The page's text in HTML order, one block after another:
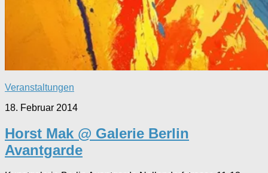
Veranstaltungen
18. Februar 2014
Horst Mak @ Galerie Berlin
Avantgarde